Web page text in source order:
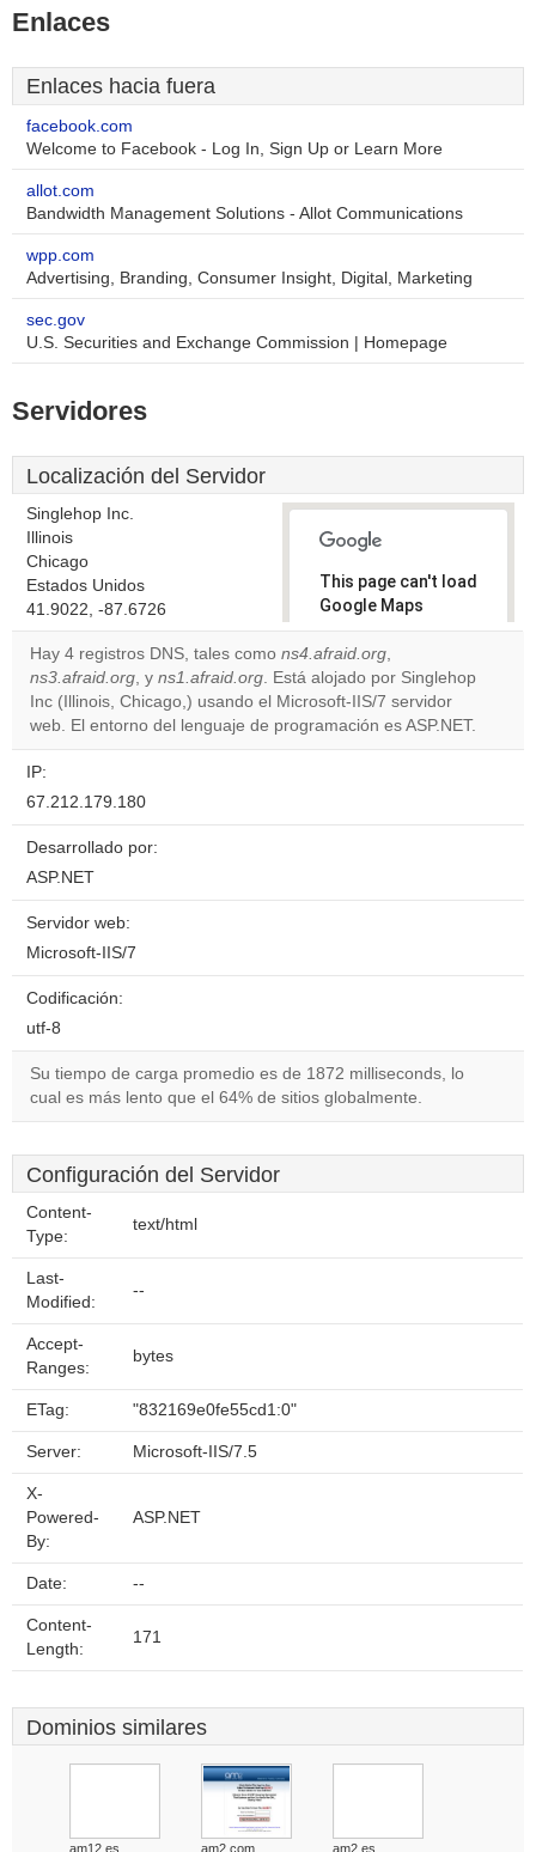
Enlaces
Enlaces hacia fuera
facebook.com
Welcome to Facebook - Log In, Sign Up or Learn More
allot.com
Bandwidth Management Solutions - Allot Communications
wpp.com
Advertising, Branding, Consumer Insight, Digital, Marketing
sec.gov
U.S. Securities and Exchange Commission | Homepage
Servidores
Localización del Servidor
Singlehop Inc.
Illinois
Chicago
Estados Unidos
41.9022, -87.6726
This page can't load
Google Maps
correctly.
Do you
own this
website?
Hay 4 registros DNS, tales como ns4.afraid.org,
ns3.afraid.org, y ns1.afraid.org. Está alojado por Singlehop
Inc (Illinois, Chicago,) usando el Microsoft-IIS/7 servidor
web. El entorno del lenguaje de programación es ASP.NET.
IP:
67.212.179.180
Desarrollado por:
ASP.NET
Servidor web:
Microsoft-IIS/7
Codificación:
utf-8
Su tiempo de carga promedio es de 1872 milliseconds, lo
cual es más lento que el 64% de sitios globalmente.
Configuración del Servidor
Content-
Type:
text/html
Last-
Modified:
--
Accept-
Ranges:
bytes
ETag: "832169e0fe55cd1:0"
Server: Microsoft-IIS/7.5
X-
Powered-
By:
ASP.NET
Date: --
Content-
Length:
171
Dominios similares
am12.es am2.com am2.es